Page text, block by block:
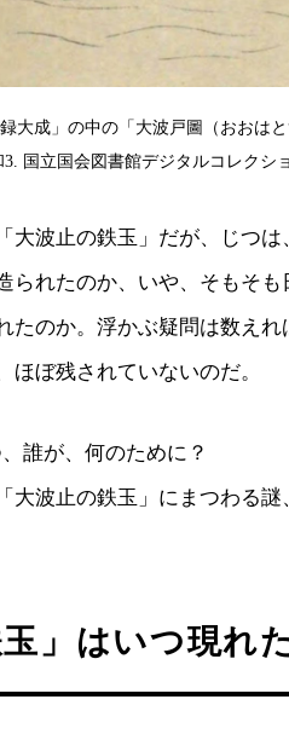
録大成」の中の「大波戸圖（おおは
国立国会図書館デジタルコレクシ
大波止の鉄玉」だが、じつは
られたのか、いや、そもそ
たのか。浮かぶ疑問は数え
ほぼ残されていないのだ。
誰が、何のために？
大波止の鉄玉」にまつわる謎
玉」はいつ現れ